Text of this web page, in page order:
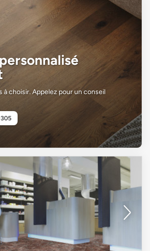
personnalisé
à choisir. Appelez pour un conseil